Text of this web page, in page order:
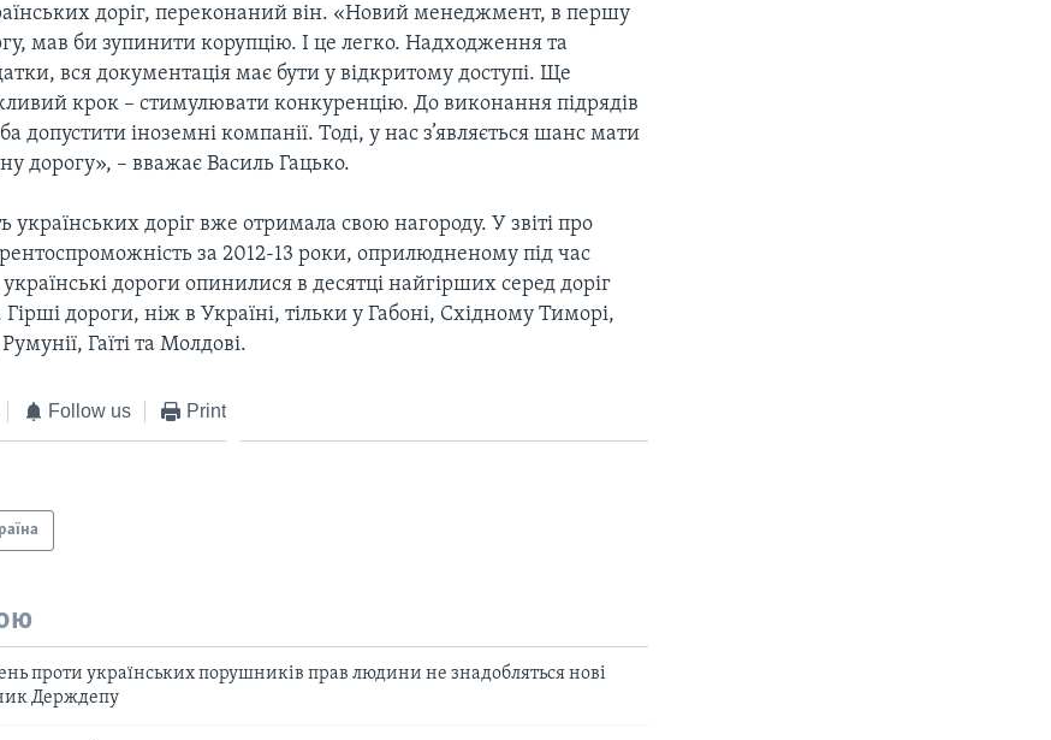
доріг, переконаний він. «Новий менеджмент, в першу
мав би зупинити корупцію. І це легко. Надходження та
вся документація має бути у відкритому доступі. Ще
крок – стимулювати конкуренцію. До виконання підрядів
допустити іноземні компанії. Тоді, у нас з’являється шанс мати
дорогу», – вважає Василь Гацько.
українських доріг вже отримала свою нагороду. У звіті про
за 2012-13 роки, оприлюдненому під час
дороги опинилися в десятці найгірших серед доріг
дороги, ніж в Україні, тільки у Габоні, Східному Тиморі,
Гаїті та Молдові.
Follow us Print
проти українських порушників прав людини не знадобляться нові
Держдепу